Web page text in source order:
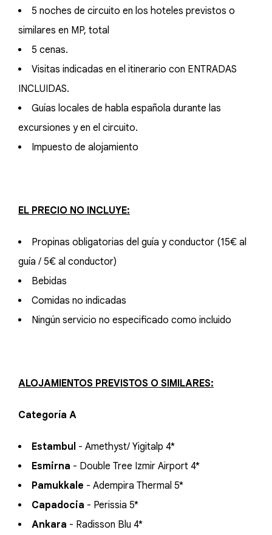
5 noches de circuito en los hoteles previstos o
similares en MP, total
5 cenas.
Visitas indicadas en el itinerario con ENTRADAS
INCLUIDAS.
Guías locales de habla española durante las
excursiones y en el circuito.
Impuesto de alojamiento
EL PRECIO NO INCLUYE:
Propinas obligatorias del guía y conductor (15€ al
guía / 5€ al conductor)
Bebidas
Comidas no indicadas
Ningún servicio no especificado como incluido
ALOJAMIENTOS PREVISTOS O SIMILARES:
Categoría A
Estambul - Amethyst/ Yigitalp 4*
Esmirna - Double Tree Izmir Airport 4*
Pamukkale - Adempira Thermal 5*
Capadocia - Perissia 5*
Ankara - Radisson Blu 4*